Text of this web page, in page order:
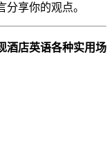
享你的观点。
酒店英语各种实用场